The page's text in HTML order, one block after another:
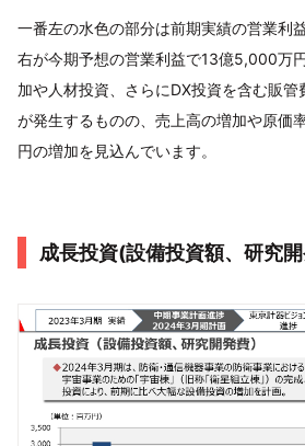
一番左の水色の部分は前期実績の営業利
右が今期予想の営業利益で13億5,000万
加や人材投資、さらにDX投資を含む販
が発生するものの、売上高の増加や原価
円の増加を見込んでいます。
成長投資(設備投資額、研究